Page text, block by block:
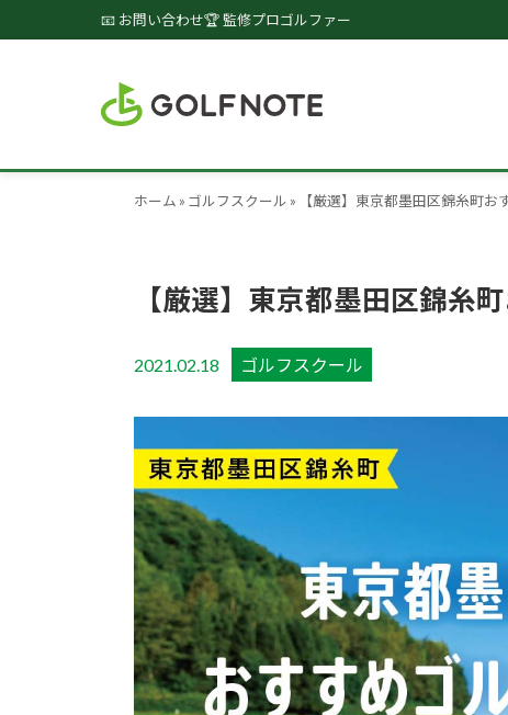
📧 お問い合わせ🏆 監修プロゴルファー
ホーム » ゴルフスクール » 【厳選】東京都墨田区錦糸町お
【厳選】東京都墨田区錦糸
2021.02.18 ゴルフスクール